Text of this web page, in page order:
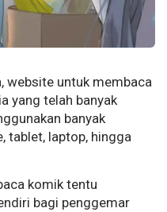
website untuk membaca
yang telah banyak
banyak
tablet, laptop, hingga
komik tentu
bagi penggemar